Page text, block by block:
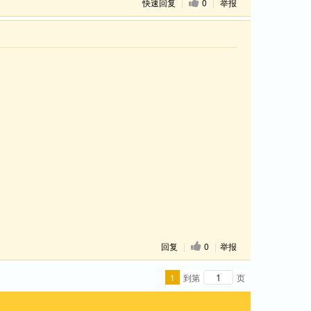
快速回复 0 举报
回复 | 0 | 举报
1 到第 页